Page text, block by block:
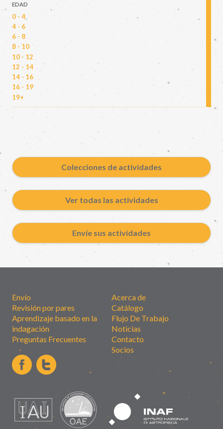
EDAD
0 - 4
4 - 6
6 - 8
8 - 10
10 - 12
12 - 14
14 - 16
16 - 19
19+
Colecciones de actividades
Ver todas las actividades
Envíe sus actividades
Envío
Revisión por pares
Aprendizaje basado en la
indagación
Preguntas Frecuentes
Acerca de
Catálogo
Flujo De Trabajo
Noticias
Contacto
Socios